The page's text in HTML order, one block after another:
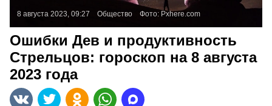
8 августа 2023, 09:27 Общество Фото: Pxhere.com
Ошибки Дев и продуктивность
Стрельцов: гороскоп на 8 августа
2023 года